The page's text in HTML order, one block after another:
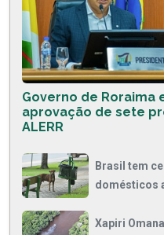
Governo de Roraima
aprovação de sete
ALERR
Brasil tem
domésticos
Xapiri